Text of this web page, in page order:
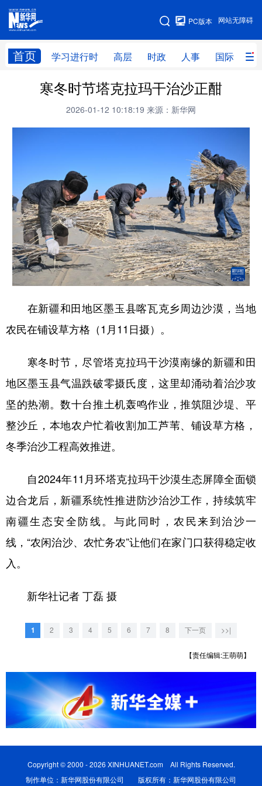
网站无障碍
PC版本
首页 学习进行时 高层 时政 人事 国际 财
网站地图
学习进行时 高层 时政 人事
财经 网评
体育
文化 健康 军事
访谈 视频 图片 政务
法律 中央文件 金融 汽车
食品 人居 信息化 数字经济
学术中国 乡村振兴 银龄 溯源中国
城市 旅游 能源 会展
彩票 娱乐 时尚
公益 一带一路 亚太网 上市公司
文化产业
地方频道
北京 天津
辽宁 吉林 上海 江苏
浙江 安徽 福建 江西
山东 河南 湖北 湖南
广东 广西 海南 重庆
陕西 甘肃
新疆
English Español Français عربى
Русский язык 한국어
寒冬时节塔克拉玛干治沙正酣
2026-01-12 10:18:19 来源：新华网
在新疆和田地区墨玉县喀瓦克乡周边沙漠，当地
农民在铺设草方格（1月11日摄）。
寒冬时节，尽管塔克拉玛干沙漠南缘的新疆和田
地区墨玉县气温跌破零摄氏度，这里却涌动着治沙攻
坚的热潮。数十台推土机轰鸣作业，推筑阻沙堤、平
整沙丘，本地农户忙着收割加工芦苇、铺设草方格，
冬季治沙工程高效推进。
自2024年11月环塔克拉玛干沙漠生态屏障全面锁
边合龙后，新疆系统性推进防沙治沙工作，持续筑牢
南疆生态安全防线。与此同时，农民来到治沙一
线，“农闲治沙、农忙务农”让他们在家门口获得稳定收
入。
新华社记者 丁磊 摄
1 2 3 4 5 6 7 8 下一页 >>|
【责任编辑:王萌萌】
Copyright © 2000 - 2026 XINHUANET.com All Rights Reserved.
制作单位：新华网股份有限公司 版权所有：新华网股份有限公司